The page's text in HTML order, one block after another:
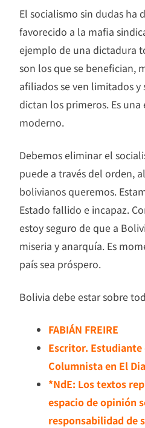
El socialismo sin dudas ha
favorecido a la mafia
ejemplo de una dictadura
son los que se benefician,
afiliados se ven limitados
dictan los primeros. Es una
moderno.
Debemos eliminar el
puede a través del orden,
bolivianos queremos.
Estado fallido e incapaz.
estoy seguro de que a
miseria y anarquía. Es
país sea próspero.
Bolivia debe estar sobre
FABIÁN FREIRE
Escritor. Estudiante
Columnista en El
*NdE: Los textos
espacio de opinión
responsabilidad de